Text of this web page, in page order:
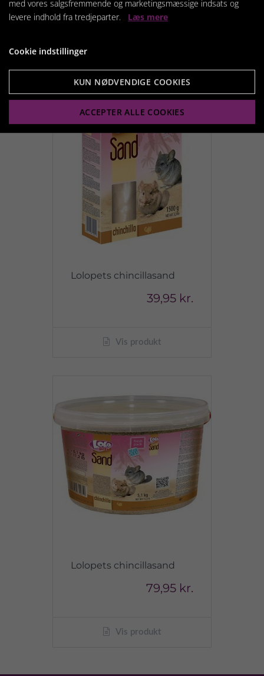
59,95 kr.
Lolopets chincillasand
39,95 kr.
Vis produkt
Lolopets chincillasand
79,95 kr.
Vis produkt
med vores salgsfremmende og marketingsmæssige indsats og
levere indhold fra tredjeparter. Læs mere
Cookie indstillinger
KUN NØDVENDIGE COOKIES
ACCEPTER ALLE COOKIES